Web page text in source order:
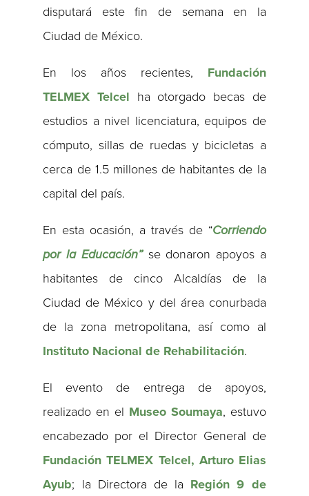
disputará este fin de semana en la
Ciudad de México.
En los años recientes, Fundación
TELMEX Telcel ha otorgado becas de
estudios a nivel licenciatura, equipos de
cómputo, sillas de ruedas y bicicletas a
cerca de 1.5 millones de habitantes de la
capital del país.
En esta ocasión, a través de “Corriendo
por la Educación” se donaron apoyos a
habitantes de cinco Alcaldías de la
Ciudad de México y del área conurbada
de la zona metropolitana, así como al
Instituto Nacional de Rehabilitación.
El evento de entrega de apoyos,
realizado en el Museo Soumaya, estuvo
encabezado por el Director General de
Fundación TELMEX Telcel, Arturo Elias
Ayub; la Directora de la Región 9 de